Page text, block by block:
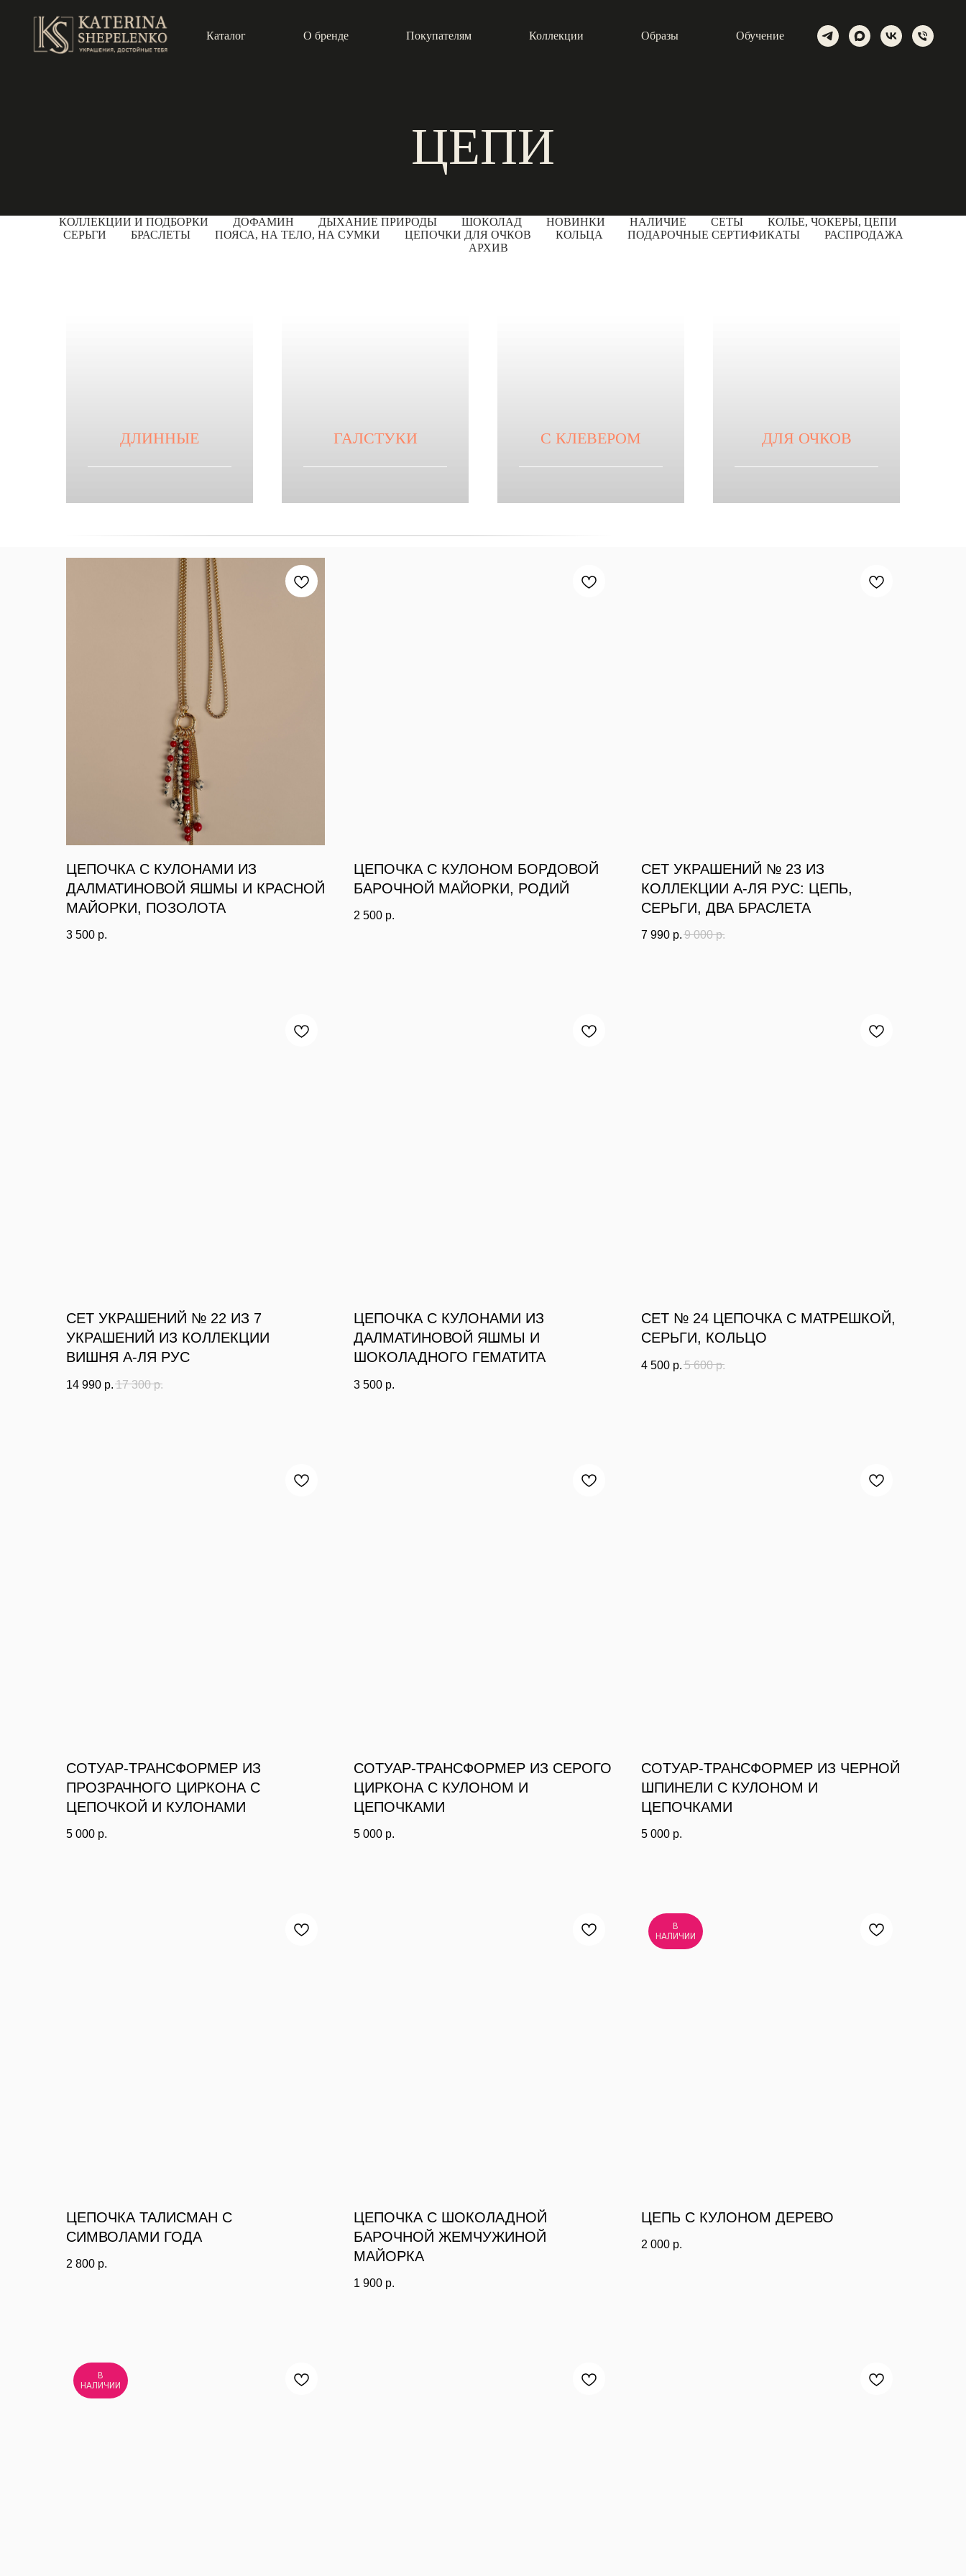
Каталог О бренде Покупателям Коллекции Образы Обучение
ЦЕПИ
КОЛЛЕКЦИИ И ПОДБОРКИ ДОФАМИН ДЫХАНИЕ ПРИРОДЫ ШОКОЛАД НОВИНКИ НАЛИЧИЕ СЕТЫ
КОЛЬЕ, ЧОКЕРЫ, ЦЕПИ
СЕРЬГИ
БРАСЛЕТЫ ПОЯСА, НА ТЕЛО, НА СУМКИ ЦЕПОЧКИ ДЛЯ ОЧКОВ КОЛЬЦА ПОДАРОЧНЫЕ СЕРТИФИКАТЫ
РАСПРОДАЖА
АРХИВ
ДЛИННЫЕ ГАЛСТУКИ С КЛЕВЕРОМ ДЛЯ ОЧКОВ
ЦЕПОЧКА С КУЛОНАМИ ИЗ
ДАЛМАТИНОВОЙ ЯШМЫ И КРАСНОЙ
МАЙОРКИ, ПОЗОЛОТА
3 500 р.
ЦЕПОЧКА С КУЛОНОМ БОРДОВОЙ
БАРОЧНОЙ МАЙОРКИ, РОДИЙ
2 500 р.
СЕТ УКРАШЕНИЙ № 23 ИЗ
КОЛЛЕКЦИИ А-ЛЯ РУС: ЦЕПЬ,
СЕРЬГИ, ДВА БРАСЛЕТА
7 990 р. 9 000 р.
СЕТ УКРАШЕНИЙ № 22 ИЗ 7
УКРАШЕНИЙ ИЗ КОЛЛЕКЦИИ
ВИШНЯ А-ЛЯ РУС
14 990 р. 17 300 р.
ЦЕПОЧКА С КУЛОНАМИ ИЗ
ДАЛМАТИНОВОЙ ЯШМЫ И
ШОКОЛАДНОГО ГЕМАТИТА
3 500 р.
СЕТ № 24 ЦЕПОЧКА С МАТРЕШКОЙ,
СЕРЬГИ, КОЛЬЦО
4 500 р. 5 600 р.
СОТУАР-ТРАНСФОРМЕР ИЗ
ПРОЗРАЧНОГО ЦИРКОНА С
ЦЕПОЧКОЙ И КУЛОНАМИ
5 000 р.
СОТУАР-ТРАНСФОРМЕР ИЗ СЕРОГО
ЦИРКОНА С КУЛОНОМ И
ЦЕПОЧКАМИ
5 000 р.
СОТУАР-ТРАНСФОРМЕР ИЗ ЧЕРНОЙ
ШПИНЕЛИ С КУЛОНОМ И
ЦЕПОЧКАМИ
5 000 р.
ЦЕПОЧКА ТАЛИСМАН С
СИМВОЛАМИ ГОДА
2 800 р.
ЦЕПОЧКА С ШОКОЛАДНОЙ
БАРОЧНОЙ ЖЕМЧУЖИНОЙ
МАЙОРКА
1 900 р.
В
НАЛИЧИИ
ЦЕПЬ С КУЛОНОМ ДЕРЕВО
2 000 р.
В
НАЛИЧИИ